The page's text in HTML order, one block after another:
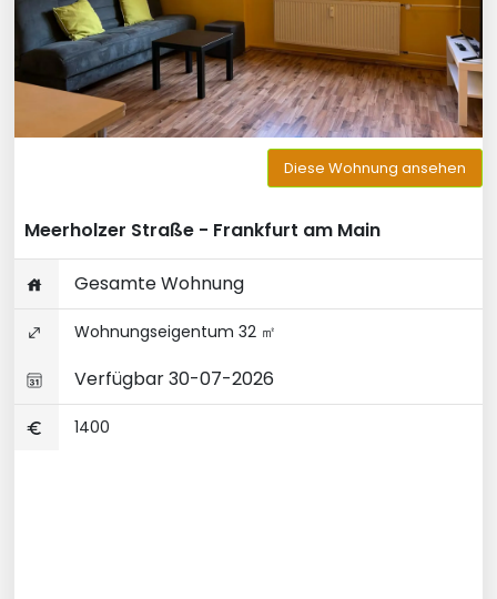
Diese Wohnung ansehen
Meerholzer Straße - Frankfurt am Main
Gesamte Wohnung
Wohnungseigentum 32 ㎡
Verfügbar 30-07-2026
1400